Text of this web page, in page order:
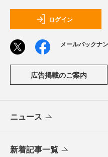
ログイン
メールバックナ
広告掲載のご案内
ニュース
新着記事一覧